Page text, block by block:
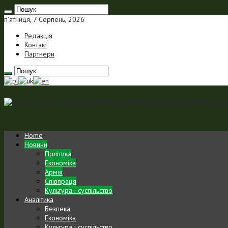
п’ятниця, 7 Серпень, 2026
Редакція
Контакт
Партнери
Home
Новини
Політика
Економіка
Армія
Співпраця
Культура і суспільство
Аналітика
Безпека
Економіка